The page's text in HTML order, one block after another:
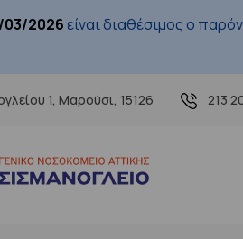
03/2026 είναι διαθέσιμος ο
1, Μαρούσι, 15126 213